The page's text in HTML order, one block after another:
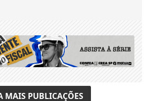
MAIS PUBLICAÇÕES